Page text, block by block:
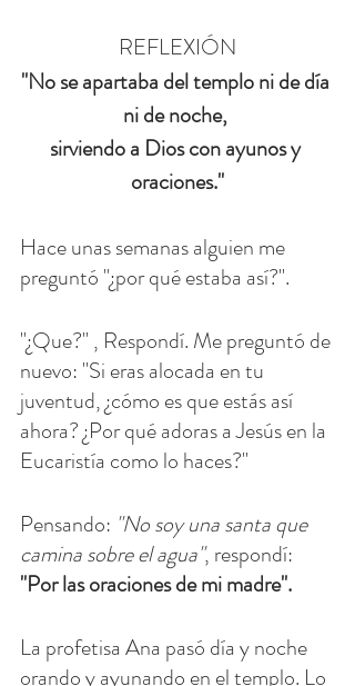
REFLEXIÓN
"No se apartaba del templo ni de día
ni de noche,
sirviendo a Dios con ayunos y
oraciones."
Hace unas semanas alguien me
preguntó "¿por qué estaba así?".
"¿Que?" , Respondí. Me preguntó de
nuevo: "Si eras alocada en tu
juventud, ¿cómo es que estás así
ahora? ¿Por qué adoras a Jesús en la
Eucaristía como lo haces?"
Pensando: "No soy una santa que
camina sobre el agua", respondí:
"Por las oraciones de mi madre".
La profetisa Ana pasó día y noche
orando y ayunando en el templo. Lo